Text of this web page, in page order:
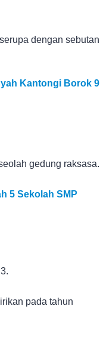
dengan sebutan
Kantongi Borok 9
gedung raksasa.
5 Sekolah SMP
pada tahun